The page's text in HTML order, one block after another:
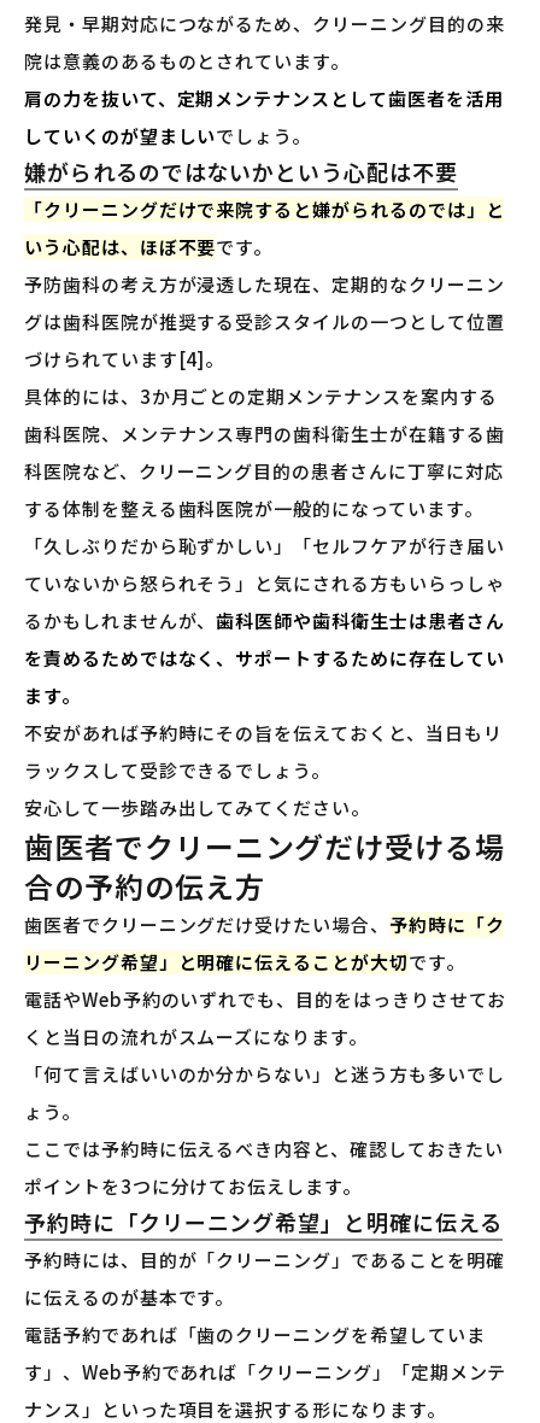
発見・早期対応につながるため、クリーニング目的の来
院は意義のあるものとされています。
肩の力を抜いて、定期メンテナンスとして歯医者を活用
していくのが望ましいでしょう。
嫌がられるのではないかという心配は不要
「クリーニングだけで来院すると嫌がられるのでは」と
いう心配は、ほぼ不要です。
予防歯科の考え方が浸透した現在、定期的なクリーニン
グは歯科医院が推奨する受診スタイルの一つとして位置
づけられています[4]。
具体的には、3か月ごとの定期メンテナンスを案内する
歯科医院、メンテナンス専門の歯科衛生士が在籍する歯
科医院など、クリーニング目的の患者さんに丁寧に対応
する体制を整える歯科医院が一般的になっています。
「久しぶりだから恥ずかしい」「セルフケアが行き届い
ていないから怒られそう」と気にされる方もいらっしゃ
るかもしれませんが、歯科医師や歯科衛生士は患者さん
を責めるためではなく、サポートするために存在してい
ます。
不安があれば予約時にその旨を伝えておくと、当日もリ
ラックスして受診できるでしょう。
安心して一歩踏み出してみてください。
歯医者でクリーニングだけ受ける場
合の予約の伝え方
歯医者でクリーニングだけ受けたい場合、 予約時に「ク
リーニング希望」と明確に伝えることが大切です。
電話やWeb予約のいずれでも、目的をはっきりさせてお
くと当日の流れがスムーズになります。
「何て言えばいいのか分からない」と迷う方も多いでし
ょう。
ここでは予約時に伝えるべき内容と、確認しておきたい
ポイントを3つに分けてお伝えします。
予約時に「クリーニング希望」と明確に伝える
予約時には、目的が「クリーニング」であることを明確
に伝えるのが基本です。
電話予約であれば「歯のクリーニングを希望していま
す」、Web予約であれば「クリーニング」「定期メンテ
ナンス」といった項目を選択する形になります。